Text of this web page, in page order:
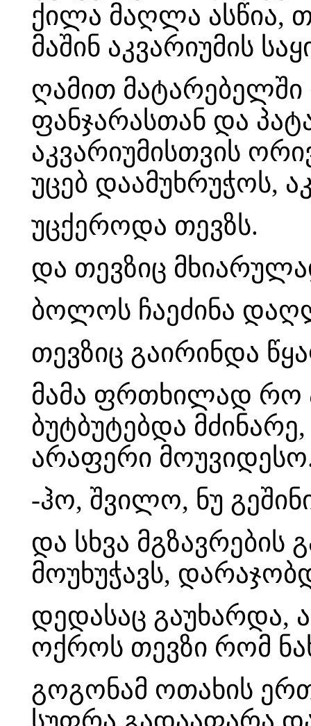
ქილა მაღლა ასწია,
მაშინ აკვარიუმის
ღამით მატარებელში
ფანჯარასთან და
აკვარიუმისთვის
უცებ დაამუხრუჭოს,
უცქეროდა თევზს.
და თევზიც
ბოლოს ჩაეძინა
თევზიც გაირინდა
მამა ფრთხილად რო
ბუტბუტებდა
არაფერი
-ჰო, შვილო, ნუ
და სხვა
მოუხუჭავს,
დედასაც გაუხარდა,
ოქროს თევზი რომ
გოგონამ ოთახის